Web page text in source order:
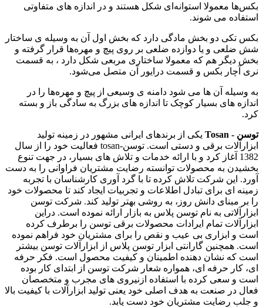
بکس‌ها معمولا استوانه‌ای شکل هستند و در اندازه های متفاوتی
استفاده می‌ شوند.
بکس‌ تکی دو بخش مادگی دارد که بخش اول آن به وسیله ی ساختار
شش ضلعی و یا دوازده ضلعی بر روی پیچ و مهره‌ها قرار گرفته و
بخش دیگر هم که معمولا ساختاری مربعی شکل دارد ، به قسمت
نری آچار بکس و قسمت درایور آن متصل می‌شود.
به وسیله آن ها می شود دامنه ی وسیعی از پیچ و مهره‌ها را در
اندازه های بسیار کوچک تا اندازه های بزرگ به سادگی باز و بسته
کرد.
توسن - Tosan
یکی از برندهای ایرانی مشهور در زمینه تولید
ابزارآلات برقی و دستی است. توسن-tosan فعالیت خود را از سال
1382 آغاز کرد و با ارائه خدمات و تلاش های بسیار، در جهت تنوع
بخشیدن به محصولات توانسته رضایت مشتریان فراوانی را به دست
آورد. این شرکت تلاش کرده تا با گرد آوری کارشناسان با تجربه
زمینه ای برای تبادل اطلاعات و تجربیات ایجاد کند تا محصولات خود
را بر مبنای دانش روز، به روشی بهتر تولید کند. شرکت توسن
ابزارآلاتی به نام توسن پلاس به بازار ارائه نموده است. دراین
ابزارآلات تمام ایرادات محصولات برقی توسن را برطرف کرده
است و ابزاری بی عیب و نقص را برای مشتریان خود فراهم نموده
است. همچنین گارانتی ابزار توسن پلاس از ابزارآلات توسن بیشتر
است که نشان دهنده اطمینان و کیفیت محصول است. فکر حرفه
ای، کار حرفه ای، همواره شعار شرکت توسن از ابتدای کار بوده
است و سعی کرده با استفاده ازنیروی های مجرب و متخصصان
فعال در صنعت به هدف اصلی خود یعنی تولید ابزارآلات با کیفیت بالا
و جلب رضایت مشتریان خود دست یابد.